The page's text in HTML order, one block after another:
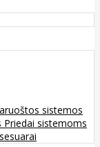
sistemos
Priedai sistemoms